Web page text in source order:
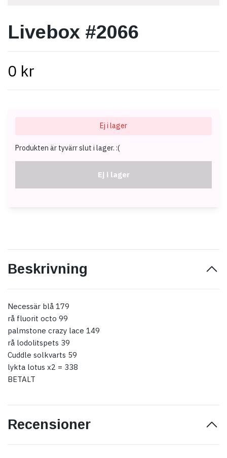
Livebox #2066
0 kr
Ej i lager
Produkten är tyvärr slut i lager. :(
Ej i lager
Beskrivning
Necessär blå 179
rå fluorit octo 99
palmstone crazy lace 149
rå lodolitspets 39
Cuddle solkvarts 59
lykta lotus x2 = 338
BETALT
Recensioner